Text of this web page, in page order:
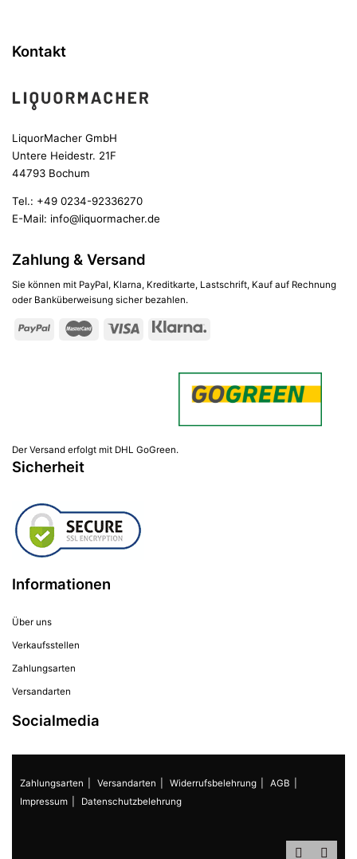
Kontakt
LiquorMacher GmbH
Untere Heidestr. 21F
44793 Bochum
Tel.: +49 0234-92336270
E-Mail: info@liquormacher.de
Zahlung & Versand
Sie können mit PayPal, Klarna, Kreditkarte, Lastschrift, Kauf auf Rechnung
oder Banküberweisung sicher bezahlen.
Der Versand erfolgt mit DHL GoGreen.
Sicherheit
Informationen
Über uns
Verkaufsstellen
Zahlungsarten
Versandarten
Socialmedia
Zahlungsarten Versandarten Widerrufsbelehrung
AGB
Impressum
Datenschutzbelehrung